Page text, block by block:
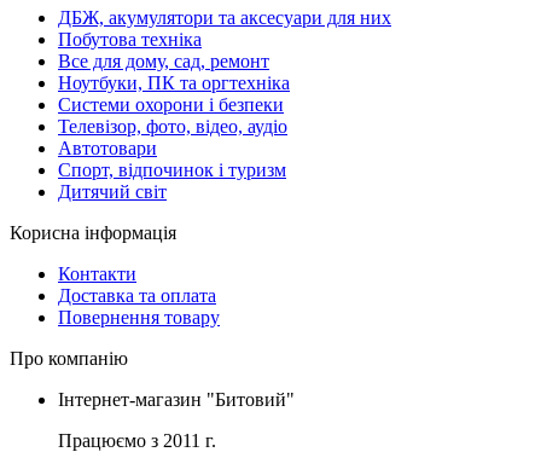
ДБЖ, акумулятори та аксесуари для них
Побутова техніка
Все для дому, сад, ремонт
Ноутбуки, ПК та оргтехніка
Системи охорони і безпеки
Телевізор, фото, відео, аудіо
Автотовари
Спорт, відпочинок і туризм
Дитячий світ
Корисна інформація
Контакти
Доставка та оплата
Повернення товару
Про компанію
Інтернет-магазин "Битовий"
Працюємо з 2011 г.